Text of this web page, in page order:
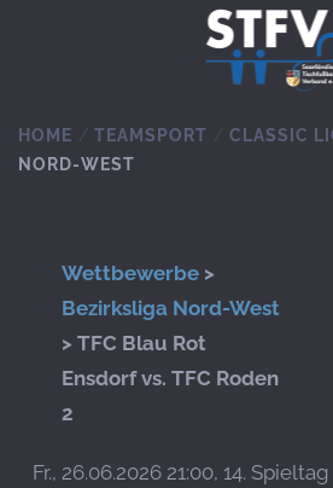
Zum Hauptinhalt springen
HOME TEAMSPORT CLASSIC
NORD-WEST
Wettbewerbe >
Bezirksliga Nord-West
> TFC Blau Rot
Ensdorf vs. TFC Roden
2
Fr., 26.06.2026 21:00, 14. Spieltag